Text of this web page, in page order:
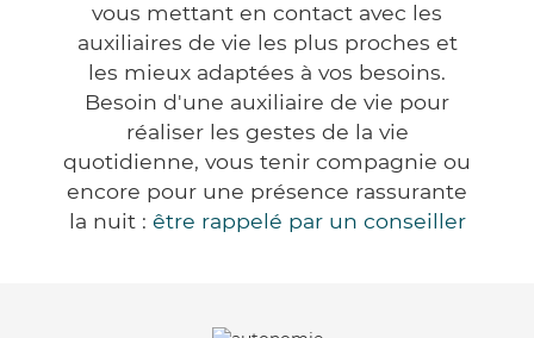
vous mettant en contact avec les
auxiliaires de vie les plus proches et
les mieux adaptées à vos besoins.
Besoin d'une auxiliaire de vie pour
réaliser les gestes de la vie
quotidienne, vous tenir compagnie ou
encore pour une présence rassurante
la nuit : être rappelé par un conseiller